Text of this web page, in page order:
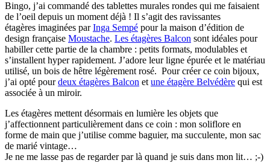
Bingo, j’ai commandé des tablettes murales rondes qui me faisaient
de l’oeil depuis un moment déjà ! Il s’agit des ravissantes
étagères imaginées parInga Sempé pour la maison d’édition de
design française Moustache. Les étagères Balcon sont idéales pour
habiller cette partie de la chambre : petits formats, modulables et
s’installent hyper rapidement. J’adore leur ligne épurée et le matériau
utilisé, un bois de hêtre légèrement rosé. Pour créer ce coin bijoux,
j’ai opté pourdeux étagères Balcon etune étagère Belvédère qui est
associée à un miroir.
Les étagères mettent désormais en lumière les objets que
j’affectionnent particulièrement dans ce coin : mon soliflore en
forme de main que j’utilise comme baguier, ma succulente, mon sac
de marié vintage…
Je ne me lasse pas de regarder par là quand je suis dans mon lit… ;-)